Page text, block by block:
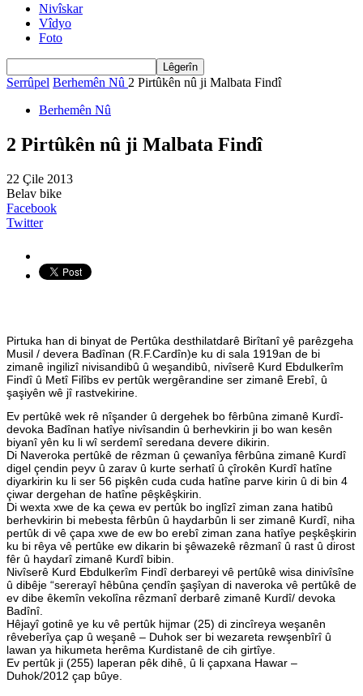
Nivîskar
Vîdyo
Foto
Serrûpel Berhemên Nû 2 Pirtûkên nû ji Malbata Findî
Berhemên Nû
2 Pirtûkên nû ji Malbata Findî
22 Çile 2013
Belav bike
Facebook
Twitter
Pirtuka han di binyat de Pertûka desthilatdarê Birîtanî yê parêzgeha
Musil / devera Badînan (R.F.Cardîn)e ku di sala 1919an de bi
zimanê ingilizî nivisandibû û weşandibû, nivîserê Kurd Ebdulkerîm
Findî û Metî Filîbs ev pertûk wergêrandine ser zimanê Erebî, û
şaşiyên wê jî rastvekirine.
Ev pertûkê wek rê nîşander û dergehek bo fêrbûna zimanê Kurdî-
devoka Badînan hatîye nivîsandin û berhevkirin ji bo wan kesên
biyanî yên ku li wî serdemî seredana devere dikirin.
Di Naveroka pertûkê de rêzman û çewanîya fêrbûna zimanê Kurdî
digel çendin peyv û zarav û kurte serhatî û çîrokên Kurdî hatîne
diyarkirin ku li ser 56 pişkên cuda cuda hatîne parve kirin û di bin 4
çiwar dergehan de hatîne pêşkêşkirin.
Di wexta xwe de ka çewa ev pertûk bo inglîzî ziman zana hatibû
berhevkirin bi mebesta fêrbûn û haydarbûn li ser zimanê Kurdî, niha
pertûk di vê çapa xwe de ew bo erebî ziman zana hatîye peşkêşkirin
ku bi rêya vê pertûke ew dikarin bi şêwazekê rêzmanî û rast û dirost
fêr û haydarî zimanê Kurdî bibin.
Nivîserê Kurd Ebdulkerîm Findî derbareyi vê pertûkê wisa dinivîsîne
û dibêje “sererayî hêbûna çendîn şaşîyan di naveroka vê pertûkê de
ev dibe êkemîn vekolîna rêzmanî derbarê zimanê Kurdî/ devoka
Badînî.
Hêjayî gotinê ye ku vê pertûk hijmar (25) di zincîreya weşanên
rêveberîya çap û weşanê – Duhok ser bi wezareta rewşenbîrî û
lawan ya hikumeta herêma Kurdistanê de cih girtîye.
Ev pertûk ji (255) laperan pêk dihê, û li çapxana Hawar –
Duhok/2012 çap bûye.